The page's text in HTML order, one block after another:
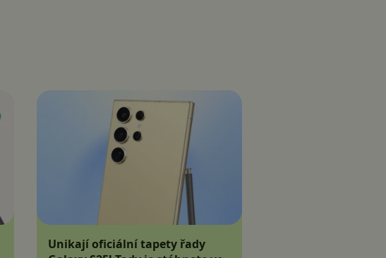
Unikají oficiální tapety řady